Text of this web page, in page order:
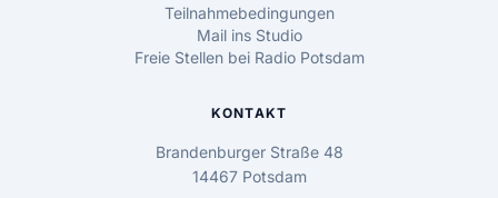
Teilnahmebedingungen
Mail ins Studio
Freie Stellen bei Radio Potsdam
KONTAKT
Brandenburger Straße 48
14467 Potsdam